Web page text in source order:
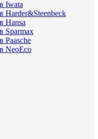
Iwata
Harder&Steenbeck
Hansa
Sparmax
Paasche
NeoEco